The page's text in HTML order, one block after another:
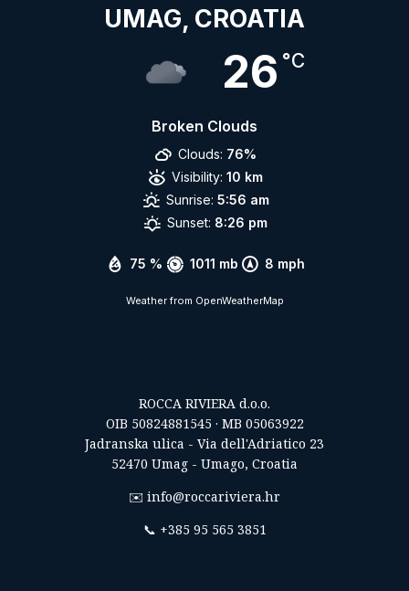
UMAG, CROATIA
26 °C
Broken Clouds
75 % 1011 mb 8 mph
Clouds: 76%
Visibility: 10 km
Sunrise: 5:56 am
Sunset: 8:26 pm
Weather from OpenWeatherMap
ROCCA RIVIERA d.o.o.
OIB 50824881545 · MB 05063922
Jadranska ulica - Via dell'Adriatico 23
52470 Umag - Umago, Croatia
✉️ info@roccariviera.hr
📞 +385 95 565 3851